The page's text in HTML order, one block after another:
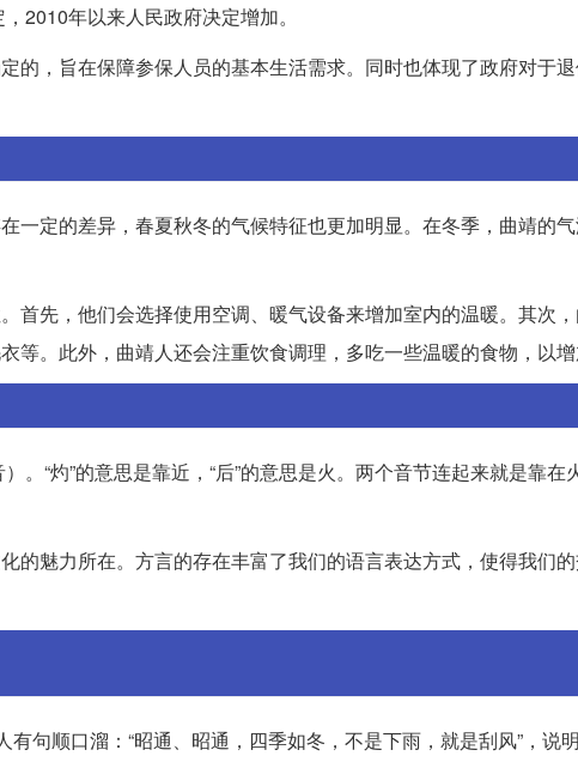
2010年以来人民政府决定增加。
的，旨在保障参保人员的基本生活需求。同时也体现了政府对于
一定的差异，春夏秋冬的气候特征也更加明显。在冬季，曲靖的
首先，他们会选择使用空调、暖气设备来增加室内的温暖。其次，
等。此外，曲靖人还会注重饮食调理，多吃一些温暖的食物，以增
。“灼”的意思是靠近，“后”的意思是火。两个音节连起来就是靠
的魅力所在。方言的存在丰富了我们的语言表达方式，使得我们
有句顺口溜：“昭通、昭通，四季如冬，不是下雨，就是刮风”，说